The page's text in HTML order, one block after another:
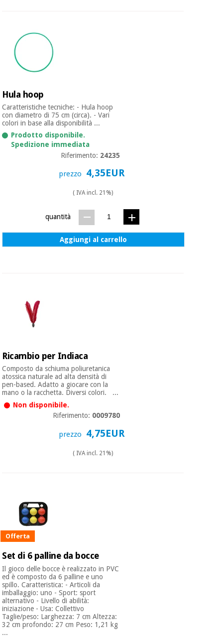
Hula hoop
Caratteristiche tecniche: - Hula hoop
con diametro di 75 cm (circa). - Vari
colori in base alla disponibilità ...
Prodotto disponibile.
Spedizione immediata
Riferimento: 24235
prezzo 4,35EUR
( IVA incl. 21%)
quantità
Aggiungi al carrello
Ricambio per Indiaca
Composto da schiuma poliuretanica
atossica naturale ad alta densità di
pen-based. Adatto a giocare con la
mano o la racchetta. Diversi colori. ...
Non disponibile.
Riferimento: 0009780
prezzo 4,75EUR
( IVA incl. 21%)
Offerta
Set di 6 palline da bocce
Il gioco delle bocce è realizzato in PVC
ed è composto da 6 palline e uno
spillo. Caratteristica: - Articoli da
imballaggio: uno - Sport: sport
alternativo - Livello di abilità:
iniziazione - Usa: Collettivo
Taglie/peso: Larghezza: 7 cm Altezza:
32 cm profondo: 27 cm Peso: 1,21 kg
...